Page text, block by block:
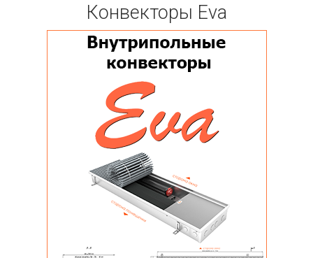
Конвекторы Eva